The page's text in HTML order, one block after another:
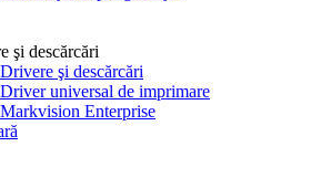
şi descărcări
Drivere şi descărcări
Driver universal de imprimare
Markvision Enterprise